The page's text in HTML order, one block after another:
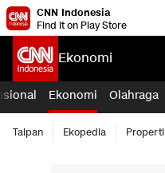
CNN Indonesia
Find it on Play Store
Ekonomi
Ekonomi Olahraga
Taipan Ekopedia Properti